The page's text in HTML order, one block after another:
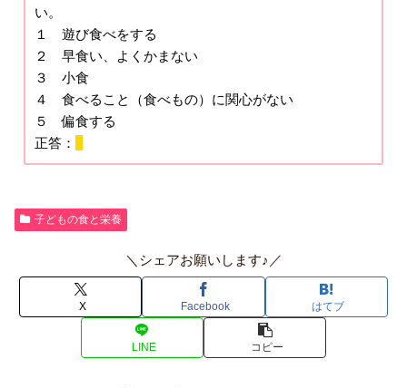
い。
１ 遊び食べをする
２ 早食い、よくかまない
３ 小食
４ 食べること（食べもの）に関心がない
５ 偏食する
正答：
子どもの食と栄養
＼シェアお願いします♪／
X Facebook はてブ
LINE コピー